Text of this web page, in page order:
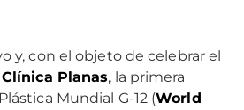
y, con el objeto de celebrar el
Clínica Planas, la primera
Mundial G-12 (World